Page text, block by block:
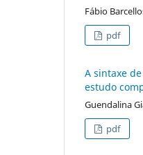
Fábio
pdf
A sintaxe
estudo
Guendalina
pdf